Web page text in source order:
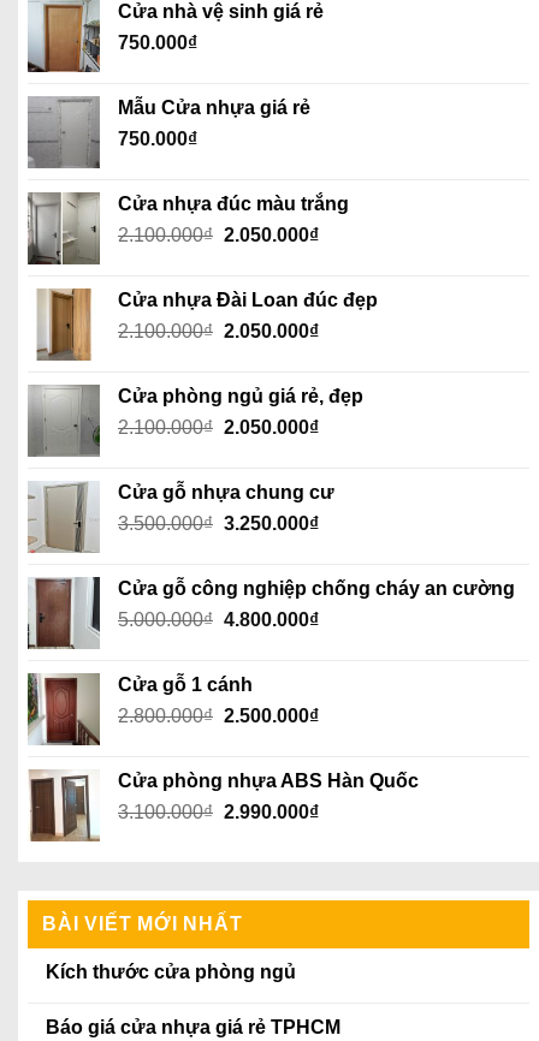
3.100.000₫.là:
Cửa nhà vệ sinh giá rẻ
750.000₫
Mẫu Cửa nhựa giá rẻ
750.000₫
Cửa nhựa đúc màu trắng
2.100.000₫ Giá
2.100.000₫.
2.050.000₫Giá
là:
2.050.000₫.
Cửa nhựa Đài Loan đúc đẹp
2.100.000₫ Giá
2.100.000₫.
2.050.000₫Giá
là:
2.050.000₫.
Cửa phòng ngủ giá rẻ, đẹp
2.100.000₫ Giá
2.100.000₫.
2.050.000₫Giá
là:
2.050.000₫.
Cửa gỗ nhựa chung cư
3.500.000₫ Giá
3.500.000₫.
3.250.000₫Giá
là:
3.250.000₫.
Cửa gỗ công nghiệp chống cháy an cường
5.000.000₫ Giá
5.000.000₫.
4.800.000₫Giá
4.800.000₫.
Cửa gỗ 1 cánh
2.800.000₫ Giá
2.800.000₫.
2.500.000₫Giá
là:
2.500.000₫.
Cửa phòng nhựa ABS Hàn Quốc
3.100.000₫ Giá
2.990.000₫Giá
BÀI VIẾT MỚI NHẤT
Kích thước cửa phòng ngủ
Báo giá cửa nhựa giá rẻ TPHCM